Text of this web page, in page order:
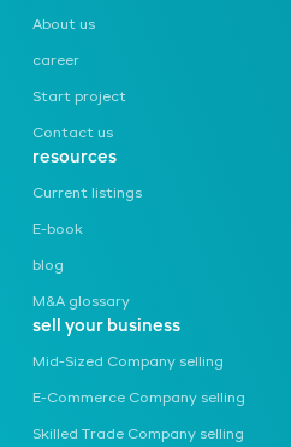
About us
career
Start project
Contact us
resources
Current listings
E-book
blog
M&A glossary
sell your business
Mid-Sized Company selling
E-Commerce Company selling
Skilled Trade Company selling